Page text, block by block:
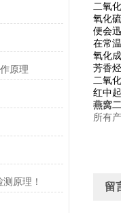
原理
原理！
二氧
氧化
便会
在常
氧化成
芳香
二氧
红中
燕窝
所有
留